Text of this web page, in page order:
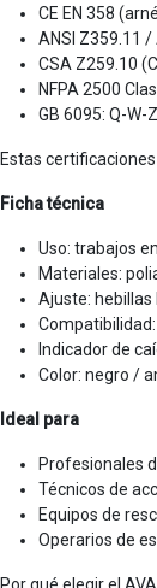
CE EN 358
ANSI Z359.11 /
CSA Z259.10
NFPA 2500
GB 6095: Q-W-
Estas
Ficha técnica
Uso: trabajos
Materiales:
Ajuste: hebillas
Compatibilidad:
Indicador de
Color: negro /
Ideal para
Profesionales
Técnicos de
Equipos de
Operarios de